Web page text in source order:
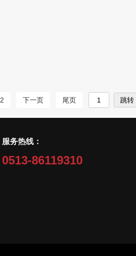
2 下一页 尾页
服务热线：
0513-86119310